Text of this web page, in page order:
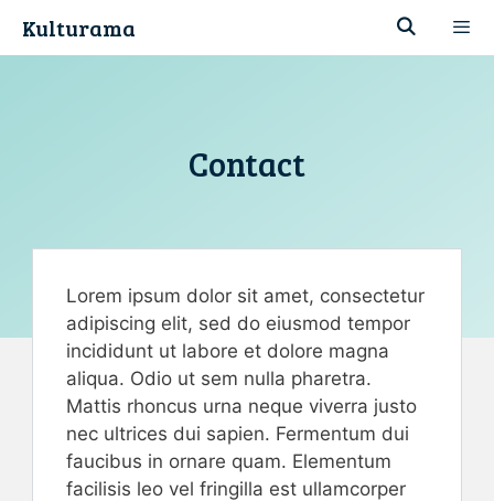
Kulturama
Contact
Lorem ipsum dolor sit amet, consectetur
adipiscing elit, sed do eiusmod tempor
incididunt ut labore et dolore magna
aliqua. Odio ut sem nulla pharetra.
Mattis rhoncus urna neque viverra justo
nec ultrices dui sapien. Fermentum dui
faucibus in ornare quam. Elementum
facilisis leo vel fringilla est ullamcorper